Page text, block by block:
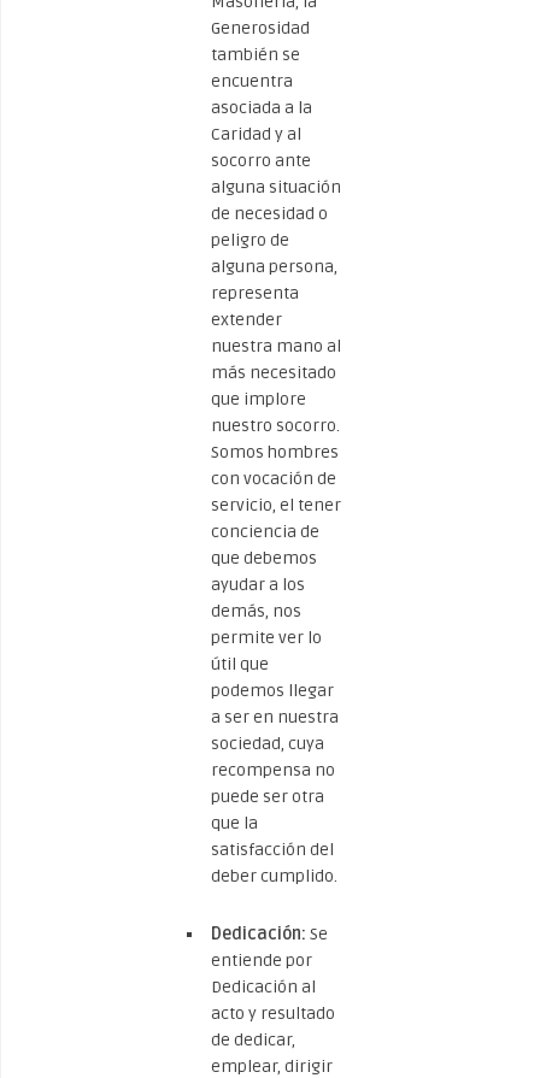
Generosidad
también se
encuentra
asociada a la
Caridad y al
socorro ante
alguna situación
de necesidad o
peligro de
alguna persona,
representa
extender
nuestra mano al
más necesitado
que implore
nuestro socorro.
Somos hombres
con vocación de
servicio, el tener
conciencia de
que debemos
ayudar a los
demás, nos
permite ver lo
útil que
podemos llegar
a ser en nuestra
sociedad, cuya
recompensa no
puede ser otra
que la
satisfacción del
deber cumplido.
Dedicación: Se
entiende por
Dedicación al
acto y resultado
de dedicar,
emplear, dirigir